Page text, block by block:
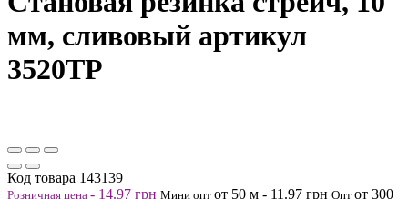
мм, сливовый артикул
3520ТР
Код товара 143139
Розничная цена - 14.97 грн Мини опт от 50 м - 11.97 грн Опт от 300